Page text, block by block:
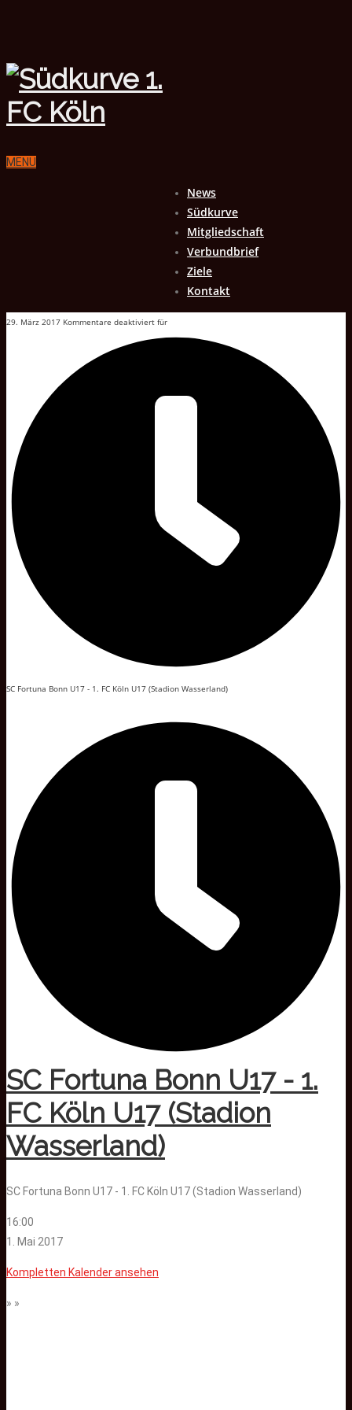
MENU
News
Südkurve
Mitgliedschaft
Verbundbrief
Ziele
Kontakt
29. März 2017 Kommentare deaktiviert für
SC Fortuna Bonn U17 - 1. FC Köln U17 (Stadion Wasserland)
SC Fortuna Bonn U17 - 1.
FC Köln U17 (Stadion
Wasserland)
SC Fortuna Bonn U17 - 1. FC Köln U17 (Stadion Wasserland)
16:00
1. Mai 2017
Kompletten Kalender ansehen
» »